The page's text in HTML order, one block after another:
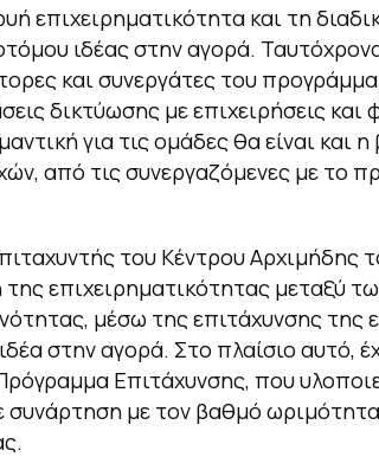
επιχειρηματικότητα και τη
ιδέας στην αγορά.
και συνεργάτες του
δικτύωσης με επιχειρήσεις και
για τις ομάδες θα είναι και
από τις συνεργαζόμενες με το
του Κέντρου Αρχιμήδης
επιχειρηματικότητας μεταξύ
μέσω της επιτάχυνσης της
στην αγορά. Στο πλαίσιο αυτό,
Επιτάχυνσης, που
συνάρτηση με τον βαθμό